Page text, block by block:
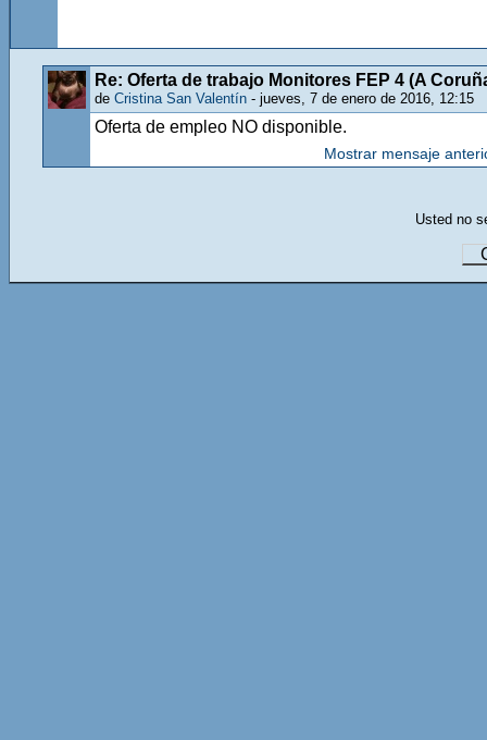
Re: Oferta de trabajo Monitores FEP 4 (A
de Cristina San Valentín - jueves, 7 de enero de 2016, 12:15
Oferta de empleo NO disponible.
Mostrar mensaje
Usted no